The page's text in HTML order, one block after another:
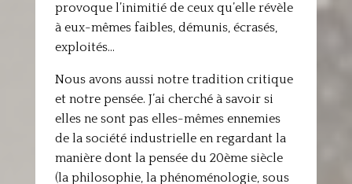
provoque l’inimitié de ceux qu’elle révèle
à eux-mêmes faibles, démunis, écrasés,
exploités…
Nous avons aussi notre tradition critique
et notre pensée. J’ai cherché à savoir si
elles ne sont pas elles-mêmes ennemies
de la société industrielle en regardant la
manière dont la pensée du 20ème siècle
(la philosophie, la phénoménologie, sous